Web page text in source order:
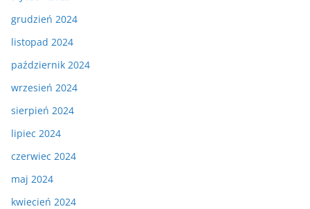
grudzień 2024
listopad 2024
październik 2024
wrzesień 2024
sierpień 2024
lipiec 2024
czerwiec 2024
maj 2024
kwiecień 2024